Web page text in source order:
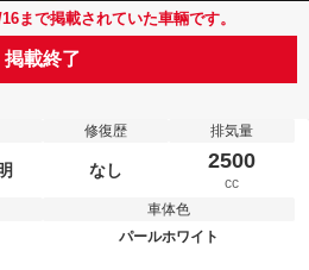
まで掲載されていた車輛です。
掲載終了
修復歴
なし
排気量
2500
cc
車体色
パールホワイト